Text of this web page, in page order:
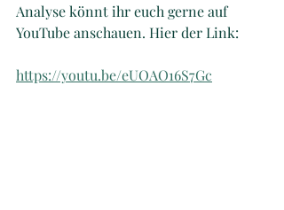
Analyse könnt ihr euch gerne auf
YouTube anschauen. Hier der Link:
https://youtu.be/eUOAO16S7Gc